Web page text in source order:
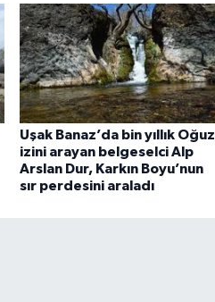
Uşak Banaz’da bin yıllık Oğuz
izini arayan belgeselci Alp
Arslan Dur, Karkın Boyu’nun
sır perdesini araladı